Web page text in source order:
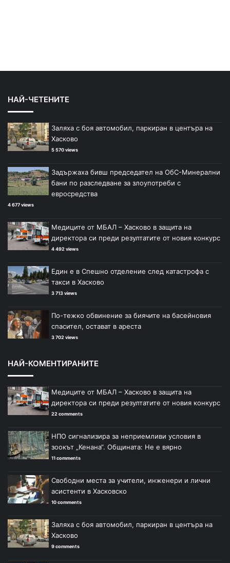
НАЙ-ЧЕТЕНИТЕ
Заляха с боя автомобил, паркиран в центъра на
Хасково
5 570 views
Задържаха бивш председател на ОбС-Минерални
бани по разследване за злоупотреби с
евросредства
4 677 views
Медиците от МБАЛ – Хасково в защита на
директора си преди резултатите от новия конкурс
4 492 views
Един е в Спешно отделение след катастрофа с
такси в Хасково
3 713 views
По-тежко обвинение за биячите на басейновия
спасител, остават в ареста
3 702 views
НАЙ-КОМЕНТИРАНИТЕ
Медиците от МБАЛ – Хасково в защита на
директора си преди резултатите от новия конкурс
22 comments
НПО сигнализира за неприемливи условия в
зоокът „Кенана“. Общината: Не е вярно
11 comments
Свободни места за учители, инженери и лични
асистенти в Хасковско
10 comments
Заляха с боя автомобил, паркиран в центъра на
Хасково
9 comments